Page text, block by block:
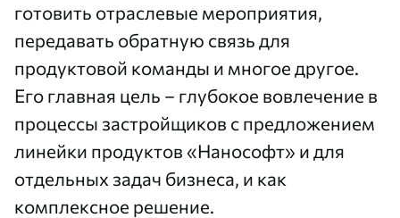
готовить отраслевые мероприятия,
передавать обратную связь для
продуктовой команды и многое другое.
Его главная цель – глубокое вовлечение в
процессы застройщиков с предложением
линейки продуктов «Нанософт» и для
отдельных задач бизнеса, и как
комплексное решение.